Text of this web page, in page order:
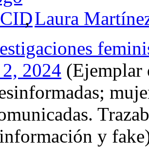
,Laura
2, 2024 (Ejemplar
y